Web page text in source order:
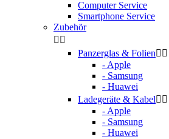
Computer Service
Smartphone Service
Zubehör
 
Panzerglas & Folien 
- Apple
- Samsung
- Huawei
Ladegeräte & Kabel 
- Apple
- Samsung
- Huawei